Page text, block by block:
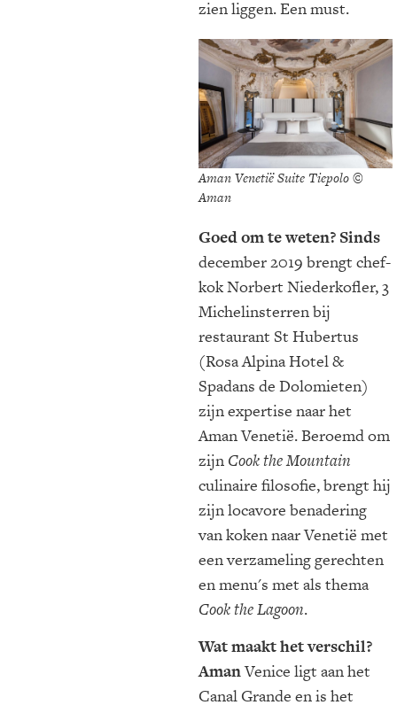
zien liggen. Een must.
Aman Venetië Suite Tiepolo ©
Aman
Goed om te weten? Sinds
december 2019 brengt chef-
kok Norbert Niederkofler, 3
Michelinsterren bij
restaurant St Hubertus
(Rosa Alpina Hotel &
Spadans de Dolomieten)
zijn expertise naar het
Aman Venetië. Beroemd om
zijn Cook the Mountain
culinaire filosofie, brengt hij
zijn locavore benadering
van koken naar Venetië met
een verzameling gerechten
en menu's met als thema
Cook the Lagoon.
Wat maakt het verschil?
AmanVenice ligt aan het
Canal Grande en is het